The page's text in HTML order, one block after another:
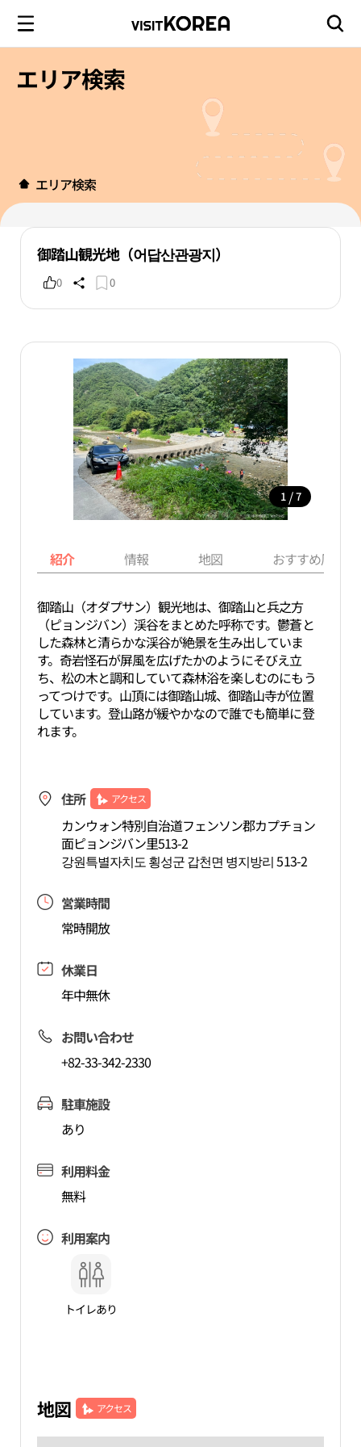
エリア検索
エリア検索
御踏山観光地（어답산관광지）
0 0
1 / 7
紹介 情報 地図 おすすめ周辺
御踏山（オダプサン）観光地は、御踏山と兵之方
（ピョンジバン）渓谷をまとめた呼称です。鬱蒼と
した森林と清らかな渓谷が絶景を生み出していま
す。奇岩怪石が屏風を広げたかのようにそびえ立
ち、松の木と調和していて森林浴を楽しむのにもう
ってつけです。山頂には御踏山城、御踏山寺が位置
しています。登山路が緩やかなので誰でも簡単に登
れます。
住所 アクセス
カンウォン特別自治道フェンソン郡カプチョン
面ピョンジバン里513-2
강원특별자치도 횡성군 갑천면 병지방리 513-2
営業時間
常時開放
休業日
年中無休
お問い合わせ
+82-33-342-2330
駐車施設
あり
利用料金
無料
利用案内
トイレあり
地図 アクセス